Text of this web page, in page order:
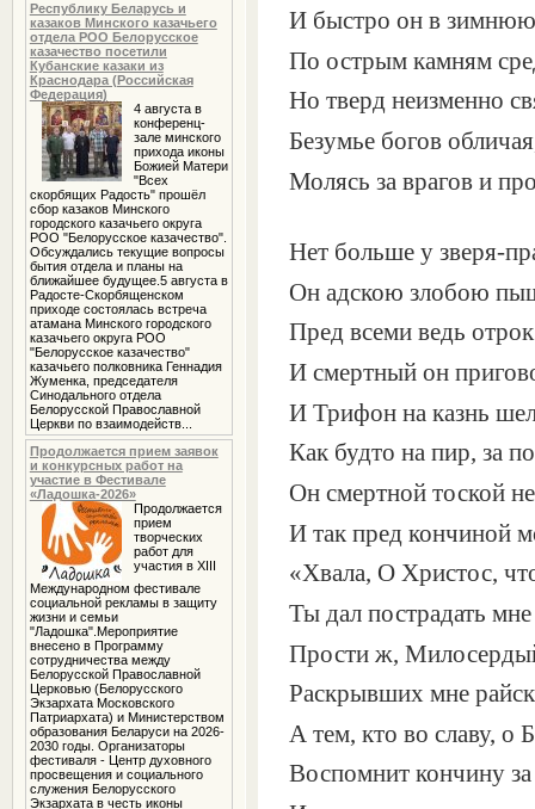
Республику Беларусь и
казаков Минского казачьего
отдела РОО Белорусское
казачество посетили
Кубанские казаки из
Краснодара (Российская
Федерация)
4 августа в
конференц-
зале минского
прихода иконы
Божией Матери
"Всех
скорбящих Радость" прошёл
сбор казаков Минского
городского казачьего округа
РОО "Белорусское казачество".
Обсуждались текущие вопросы
бытия отдела и планы на
ближайшее будущее.5 августа в
Радосте-Скорбященском
приходе состоялась встреча
атамана Минского городского
казачьего округа РОО
"Белорусское казачество"
казачьего полковника Геннадия
Жуменка, председателя
Синодального отдела
Белорусской Православной
Церкви по взаимодейств...
Продолжается прием заявок
и конкурсных работ на
участие в Фестивале
«Ладошка-2026»
Продолжается
прием
творческих
работ для
участия в XIII
Международном фестивале
социальной рекламы в защиту
жизни и семьи
"Ладошка".Мероприятие
внесено в Программу
сотрудничества между
Белорусской Православной
Церковью (Белорусского
Экзархата Московского
Патриархата) и Министерством
образования Беларуси на 2026-
2030 годы. Организаторы
фестиваля - Центр духовного
просвещения и социального
служения Белорусского
Экзархата в честь иконы
И быстро он в
По острым камням
Но тверд неизменно
Безумье богов
Молясь за врагов и
Нет больше у зверя-
Он адскою злобою
Пред всеми ведь
И смертный он
И Трифон на казнь
Как будто на пир, за
Он смертной тоской
И так пред кончиной
«Хвала, О Христос,
Ты дал пострадать мне
Прости ж,
Раскрывших мне
А тем, кто во славу, о
Воспомнит кончину